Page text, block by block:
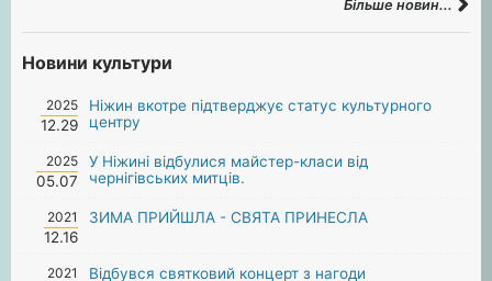
Більше новин...
Новини культури
2025
12.29
Ніжин вкотре підтверджує статус культурного
центру
2025
05.07
У Ніжині відбулися майстер-класи від
чернігівських митців.
2021
12.16
ЗИМА ПРИЙШЛА - СВЯТА ПРИНЕСЛА
2021
Відбувся святковий концерт з нагоди